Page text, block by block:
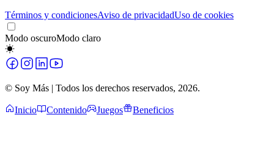
Términos y condicionesAviso de privacidadUso de cookies
Modo oscuroModo claro
© Soy Más | Todos los derechos reservados, 2026.
Inicio Contenido Juegos Beneficios